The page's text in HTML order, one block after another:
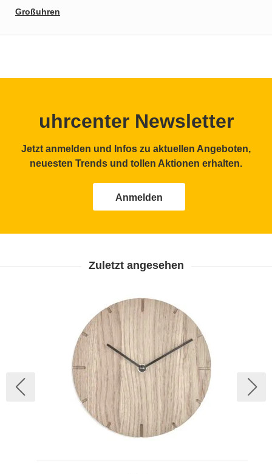
Großuhren
uhrcenter Newsletter
Jetzt anmelden und Infos zu aktuellen Angeboten,
neuesten Trends und tollen Aktionen erhalten.
Anmelden
Zuletzt angesehen